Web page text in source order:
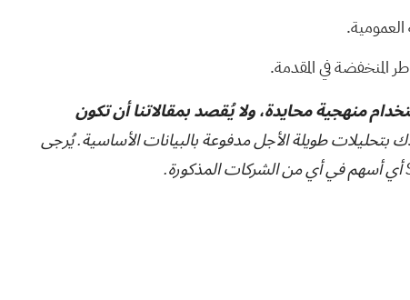
المنخفضة في المقدمة.
منهجية محايدة، ولا يُقصد بمقالاتنا أن تكون
بتحليلات طويلة الأجل مدفوعة بالبيانات الأساسية. يُرجى